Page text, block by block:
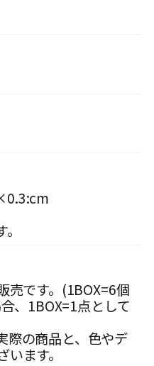
売です。(1BOX=6個
、1BOX=1点として
際の商品と、色やデ
ます。